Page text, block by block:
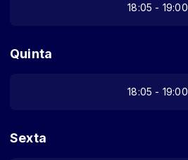
18:05 - 19:00
Quinta
18:05 - 19:00
Sexta